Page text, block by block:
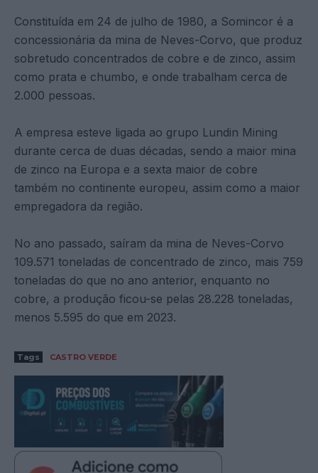
Constituída em 24 de julho de 1980, a Somincor é a
concessionária da mina de Neves-Corvo, que produz
sobretudo concentrados de cobre e de zinco, assim
como prata e chumbo, e onde trabalham cerca de
2.000 pessoas.
A empresa esteve ligada ao grupo Lundin Mining
durante cerca de duas décadas, sendo a maior mina
de zinco na Europa e a sexta maior de cobre
também no continente europeu, assim como a maior
empregadora da região.
No ano passado, saíram da mina de Neves-Corvo
109.571 toneladas de concentrado de zinco, mais 759
toneladas do que no ano anterior, enquanto no
cobre, a produção ficou-se pelas 28.228 toneladas,
menos 5.595 do que em 2023.
Tags CASTRO VERDE